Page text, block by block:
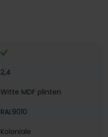
2,4
Witte MDF plinten
RAL9010
Koloniale